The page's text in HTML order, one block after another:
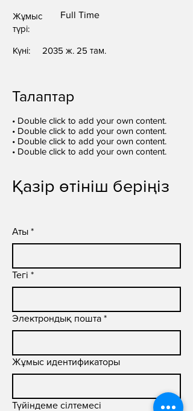
Жұмыс
түрі:
Full Time
Күні: 2035 ж. 25 там.
Талаптар
• Double click to add your own content.
• Double click to add your own content.
• Double click to add your own content.
• Double click to add your own content.
Қазір өтініш беріңіз
Аты *
Тегі *
Электрондық пошта *
Жұмыс идентификаторы
Түйіндеме сілтемесі